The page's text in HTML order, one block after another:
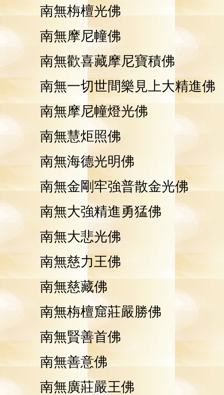
南無栴檀光佛
南無摩尼幢佛
南無歡喜藏摩尼寶積佛
南無一切世間樂見上大精進佛
南無摩尼幢燈光佛
南無慧炬照佛
南無海德光明佛
南無金剛牢強普散金光佛
南無大強精進勇猛佛
南無大悲光佛
南無慈力王佛
南無慈藏佛
南無栴檀窟莊嚴勝佛
南無賢善首佛
南無善意佛
南無廣莊嚴王佛